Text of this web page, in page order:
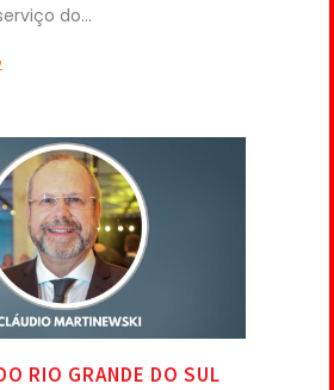
do...
RIO GRANDE DO SUL